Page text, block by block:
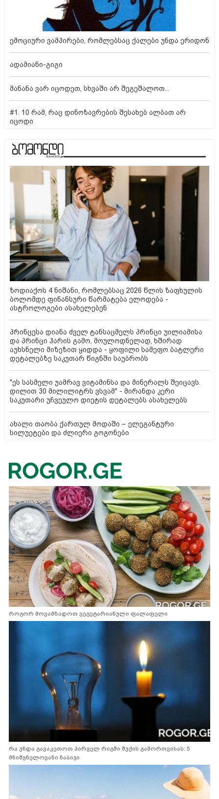
ემოციური ვამპირები, რომლებსაც ქალები უნდა ერიდონ
ადამიანი-გიგი
მანანა ვარ იცოდეთ, სხვაში არ შეგეშალოთ...
#1. 10 რამ, რაც დინოზავრების შესახებ ალბათ არ
იცოდი
ზოდიაქოს 4 ნიშანი, რომლებსაც 2026 წლის ზაფხულის
ბოლომდე ფინანსური წარმატება ელოდება -
ასტროლოგები ასახელებენ
პრინცესა დიანა ძველ ტანსაცმელს პრინცი უილიამისა
და პრინცი ჰარის გამო, მოულოდნელად, ხშირად
აუხსნელი მიზეზით ყიდდა - ყოფილი სამეფო ბატლერი
დეტალებზე საკუთარ წიგნში საუბრობს
"ეს სასმელი უამრავ ვიტამინსა და მინერალს შეიცავს.
დილით 30 მილილიტრს ვსვამ" - მირანდა კერი
საკუთარი უჩვეულო დიეტის დეტალებს ასახელებს
ახალი თაობა ქართულ მოდაში – ელეგანტური
სილუეტები და ძლიერი გოგონები
როგორ მოვამზადოთ ვეგეტარიანული ფალაფელი
რა უნდა გავაკეთოთ პირველ რიგში შუქის გამორთვისას: 5
მნიშვნელოვანი ნაბიჯი